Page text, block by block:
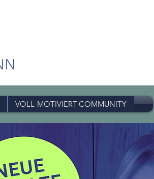
VOLL-MOTIVIERT-COMMUNITY